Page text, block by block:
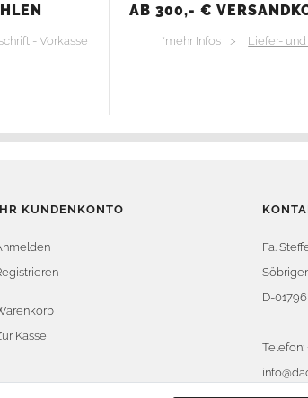
- Vorkasse
AB 300,- €
*mehr Infos > Liefer-
KUNDENKONTO
Kasse
Fa.
D-
Telefon: